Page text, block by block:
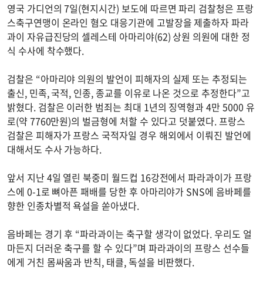
영국 가디언의 7일(현지시간) 보도에 따르면 파리 검찰청은 프랑
스축구연맹이 온라인 혐오 대응기관에 고발장을 제출하자 파라
과이 자유급진당의 셀레스테 아마리야(62) 상원 의원에 대한 정
식 수사에 착수했다.
검찰은 “아마리야 의원의 발언이 피해자의 실제 또는 추정되는
출신, 민족, 국적, 인종, 종교를 이유로 나온 것으로 추정한다”고
밝혔다. 검찰은 이러한 범죄는 최대 1년의 징역형과 4만 5000 유
로(약 7760만원)의 벌금형에 처할 수 있다고 덧붙였다. 프랑스
검찰은 피해자가 프랑스 국적자일 경우 해외에서 이뤄진 발언에
대해서도 수사 가능하다.
앞서 지난 4일 열린 북중미 월드컵 16강전에서 파라과이가 프랑
스에 0-1로 뼈아픈 패배를 당한 후 아마리야가 SNS에 음바페를
향한 인종차별적 욕설을 쏟아냈다.
음바페는 경기 후 “파라과이는 축구할 생각이 없었다. 우리도 얼
마든지 더러운 축구를 할 수 있다”며 파라과이의 프랑스 선수들
에게 거친 몸싸움과 반칙, 태클, 독설을 비판했다.